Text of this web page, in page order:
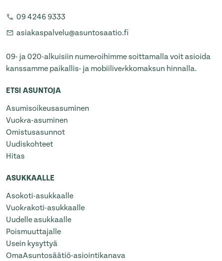
09 4246 9333
asiakaspalvelu@asuntosaatio.fi
09- ja 020-alkuisiin numeroihimme soittamalla voit asioida
kanssamme paikallis- ja mobiiliverkkomaksun hinnalla.
ETSI ASUNTOJA
Asumisoikeusasuminen
Vuokra-asuminen
Omistusasunnot
Uudiskohteet
Hitas
ASUKKAALLE
Asokoti-asukkaalle
Vuokrakoti-asukkaalle
Uudelle asukkaalle
Poismuuttajalle
Usein kysyttyä
OmaAsuntosäätiö-asiointikanava